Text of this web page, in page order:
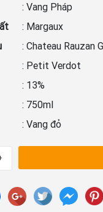
: Vang Pháp
: Margaux
: Chateau Rauzan
: Petit Verdot
: 13%
: 750ml
: Vang đỏ